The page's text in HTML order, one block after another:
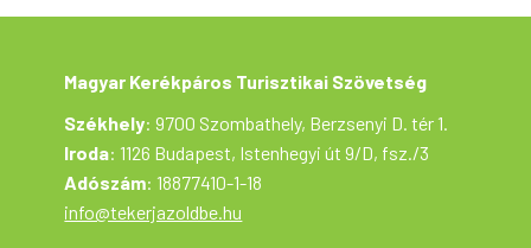
Magyar Kerékpáros Turisztikai Szövetség
Székhely: 9700 Szombathely, Berzsenyi D. tér 1.
Iroda: 1126 Budapest, Istenhegyi út 9/D, fsz./3
Adószám: 18877410-1-18
info@tekerjazoldbe.hu